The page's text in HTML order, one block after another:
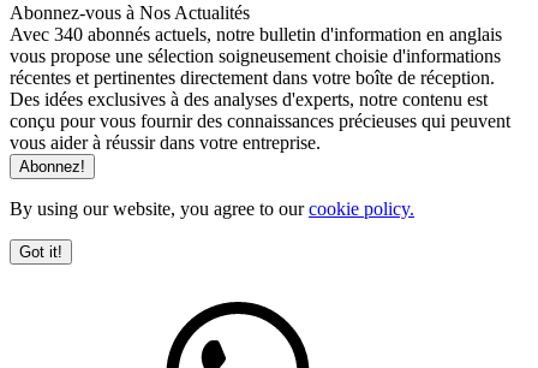
Abonnez-vous à Nos Actualités
Avec 340 abonnés actuels, notre bulletin d'information en anglais
vous propose une sélection soigneusement choisie d'informations
récentes et pertinentes directement dans votre boîte de réception.
Des idées exclusives à des analyses d'experts, notre contenu est
conçu pour vous fournir des connaissances précieuses qui peuvent
vous aider à réussir dans votre entreprise.
By using our website, you agree to ourcookie policy.
Got it!